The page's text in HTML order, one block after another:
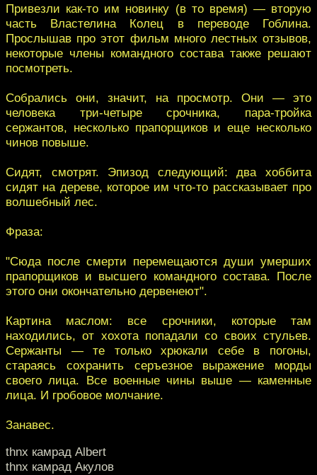
Привезли как-то им новинку (в то время) — вторую
часть Властелина Колец в переводе Гоблина.
Прослышав про этот фильм много лестных отзывов,
некоторые члены командного состава также решают
посмотреть.
Собрались они, значит, на просмотр. Они — это
человека три-четыре срочника, пара-тройка
сержантов, несколько прапорщиков и еще несколько
чинов повыше.
Сидят, смотрят. Эпизод следующий: два хоббита
сидят на дереве, которое им что-то рассказывает про
волшебный лес.
Фраза:
"Сюда после смерти перемещаются души умерших
прапорщиков и высшего командного состава. После
этого они окончательно дервенеют".
Картина маслом: все срочники, которые там
находились, от хохота попадали со своих стульев.
Сержанты — те только хрюкали себе в погоны,
стараясь сохранить серъезное выражение морды
своего лица. Все военные чины выше — каменные
лица. И гробовое молчание.
Занавес.
thnx камрад Albert
thnx камрад Акулов